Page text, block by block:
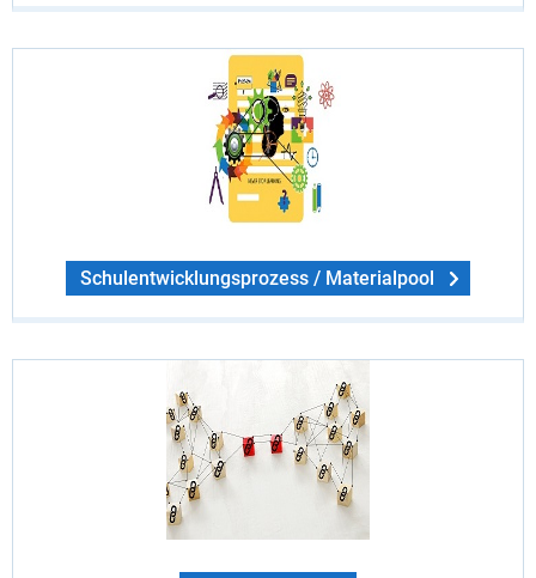
Schulentwicklungsprozess / Materialpool